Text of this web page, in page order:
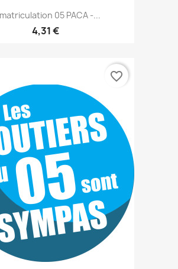
05 PACA -...
4,31 €
favorite_border